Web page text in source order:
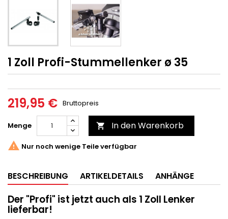
1 Zoll Profi-Stummellenker ø 35
219,95 € Bruttopreis
Menge  In den Warenkorb
 Nur noch wenige Teile verfügbar
BESCHREIBUNG ARTIKELDETAILS ANHÄNGE
Der "Profi" ist jetzt auch als 1 Zoll Lenker
lieferbar!